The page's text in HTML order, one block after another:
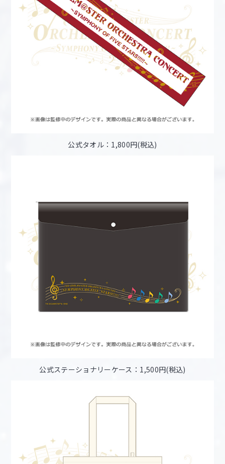
公式タオル：1,800円(税込)
公式ステーショナリーケース：1,500円(税込)